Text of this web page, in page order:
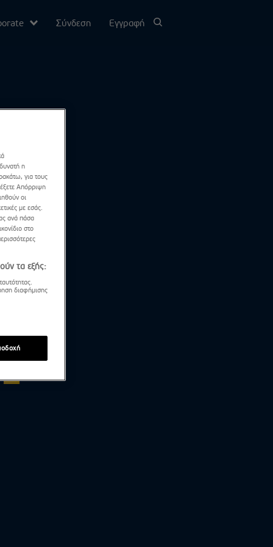
Σύνδεση Εγγραφή
Άση Μπήλιου | Ημερήσιες Προβλέψεις Ζωδίων -
η
για τους
Απόρριψη
οι
με εσάς.
ανά πάσα
στο
τα εξής:
διαφήμισης